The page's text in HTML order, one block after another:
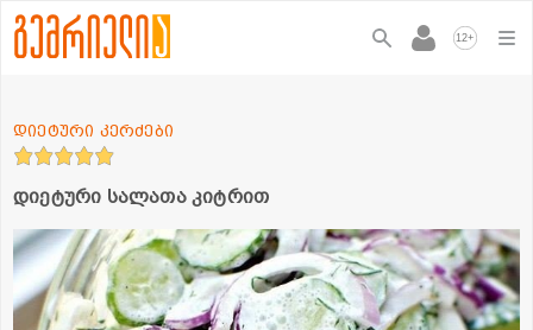
12+
დიეტური სალათა კიტრით
დიეტური კერძები